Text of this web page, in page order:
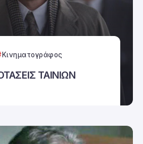
Κινηματογράφος
ΤΑΙΝΙΩΝ